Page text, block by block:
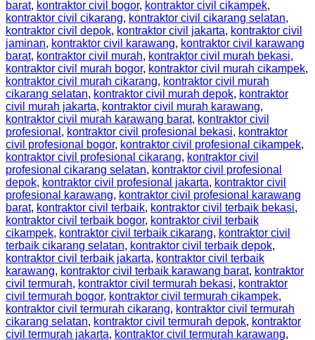
barat, kontraktor civil bogor, kontraktor civil cikampek,
kontraktor civil cikarang, kontraktor civil cikarang selatan,
kontraktor civil depok, kontraktor civil jakarta, kontraktor civil
jaminan, kontraktor civil karawang, kontraktor civil karawang
barat, kontraktor civil murah, kontraktor civil murah bekasi,
kontraktor civil murah bogor, kontraktor civil murah cikampek,
kontraktor civil murah cikarang, kontraktor civil murah
cikarang selatan, kontraktor civil murah depok, kontraktor
civil murah jakarta, kontraktor civil murah karawang,
kontraktor civil murah karawang barat, kontraktor civil
profesional , kontraktor civil profesional bekasi, kontraktor
civil profesional bogor, kontraktor civil profesional cikampek,
kontraktor civil profesional cikarang, kontraktor civil
profesional cikarang selatan, kontraktor civil profesional
depok, kontraktor civil profesional jakarta, kontraktor civil
profesional karawang, kontraktor civil profesional karawang
barat, kontraktor civil terbaik, kontraktor civil terbaik bekasi,
kontraktor civil terbaik bogor, kontraktor civil terbaik
cikampek, kontraktor civil terbaik cikarang, kontraktor civil
terbaik cikarang selatan, kontraktor civil terbaik depok,
kontraktor civil terbaik jakarta, kontraktor civil terbaik
karawang, kontraktor civil terbaik karawang barat, kontraktor
civil termurah, kontraktor civil termurah bekasi, kontraktor
civil termurah bogor, kontraktor civil termurah cikampek,
kontraktor civil termurah cikarang, kontraktor civil termurah
cikarang selatan, kontraktor civil termurah depok, kontraktor
civil termurah jakarta, kontraktor civil termurah karawang,